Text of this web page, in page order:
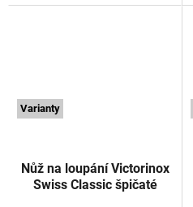
Varianty
Nůž na loupání Victorinox
Swiss Classic špičaté